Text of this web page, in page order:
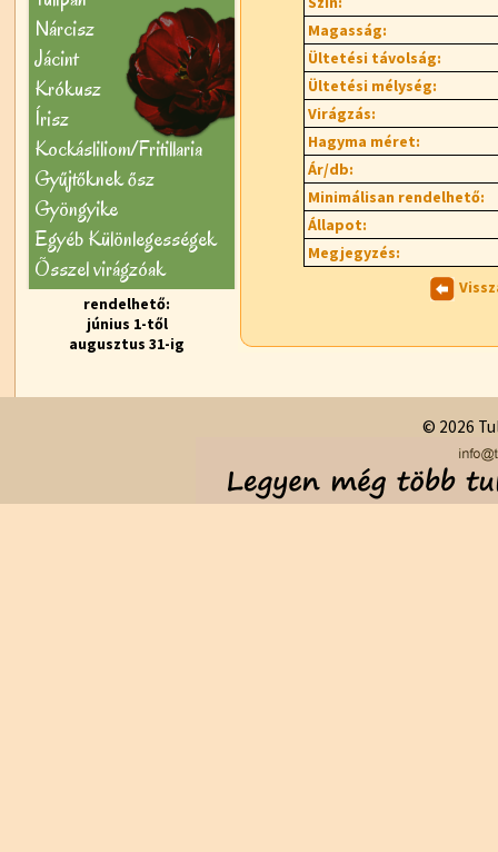
Nárcisz
Jácint
Krókusz
Írisz
Kockásliliom/Fritillaria
Gyűjtőknek ősz
Gyöngyike
Egyéb Különlegességek
Õsszel virágzóak
rendelhető:
június 1-től
augusztus 31-ig
Magasság:
Ültetési távolság:
Ültetési mélység:
Virágzás:
Hagyma méret:
Ár/db:
Minimálisan rendelhető:
Állapot:
Megjegyzés:
© 2026